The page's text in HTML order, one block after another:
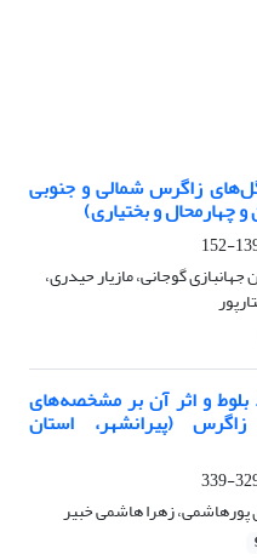
زاگرس شمالی و جنوبی
چهارمحال و بختیاری)
139-
گوجانی، مازیار حیدری،
و اثر آن بر مشخصه‌های
(پیرانشهر، استان
329-
پورهاشمی، زهرا هاشمی خبیر